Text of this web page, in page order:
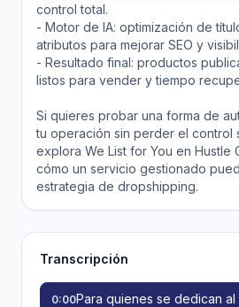
control total.
- Motor de IA: optimización de
atributos para mejorar SEO y
- Resultado final: productos
listos para vender y tiempo
Si quieres probar una forma de
tu operación sin perder el control
explora We List for You en Hustle
cómo un servicio gestionado
estrategia de dropshipping.
Transcripción
0:00Para quienes se dedican